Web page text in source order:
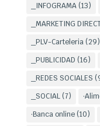
_INFOGRAMA(13)
_MARKETING
_PLV-Carteleria(29)
_PUBLICIDAD (16)
_REDES SOCIALES
_SOCIAL(7)
·Banca online(10)